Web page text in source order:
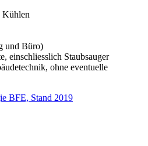
Kühlen
und Büro)
einschliesslich Staubsauger
ohne eventuelle
BFE, Stand 2019